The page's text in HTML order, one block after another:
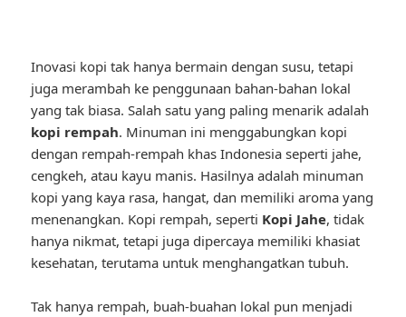
Inovasi kopi tak hanya bermain dengan susu, tetapi
juga merambah ke penggunaan bahan-bahan lokal
yang tak biasa. Salah satu yang paling menarik adalah
kopi rempah. Minuman ini menggabungkan kopi
dengan rempah-rempah khas Indonesia seperti jahe,
cengkeh, atau kayu manis. Hasilnya adalah minuman
kopi yang kaya rasa, hangat, dan memiliki aroma yang
menenangkan. Kopi rempah, seperti Kopi Jahe, tidak
hanya nikmat, tetapi juga dipercaya memiliki khasiat
kesehatan, terutama untuk menghangatkan tubuh.
Tak hanya rempah, buah-buahan lokal pun menjadi